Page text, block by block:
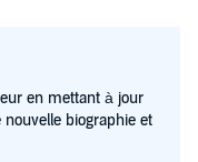
en mettant à jour
biographie et